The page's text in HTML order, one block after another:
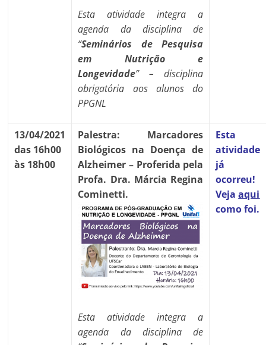
Esta atividade integra a
agenda da disciplina de
“Seminários de Pesquisa
em Nutrição e
Longevidade” – disciplina
obrigatória aos alunos do
PPGNL
13/04/2021
das 16h00
às 18h00
Palestra: Marcadores
Biológicos na Doença de
Alzheimer – Proferida pela
Profa. Dra. Márcia Regina
Cominetti.
Esta atividade integra a
agenda da disciplina de
Esta
atividade
já
ocorreu!
Vejaaqui
como foi.